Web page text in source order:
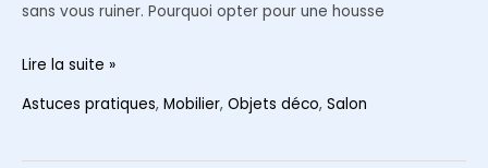
sans vous ruiner. Pourquoi opter pour une housse
Transformez
Lire la suite »
Astuces pratiques, Mobilier, Objets déco, Salon